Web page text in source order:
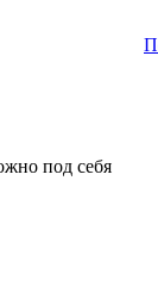
под себя